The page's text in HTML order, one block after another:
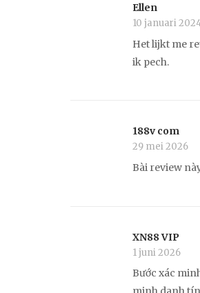
Ellen
10 januari
Het lijkt me
ik pech.
188v com
29 mei 2026
Bài review
XN88 VIP
1 juni 2026
Bước xác